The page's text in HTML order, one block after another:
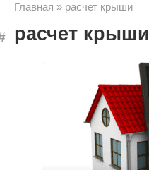
Главная » расчет крыши
расчет крыши